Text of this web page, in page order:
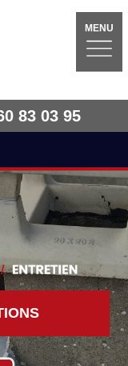
MENU
83 03 95